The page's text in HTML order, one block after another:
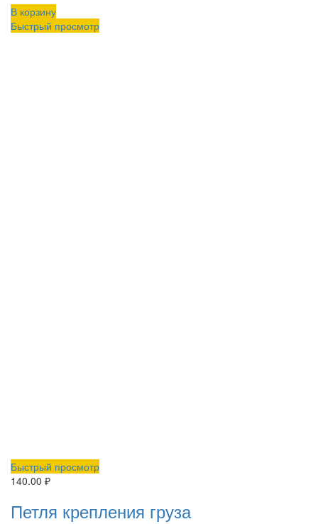
В корзину
Быстрый просмотр
Быстрый просмотр
140.00 ₽
Петля крепления груза